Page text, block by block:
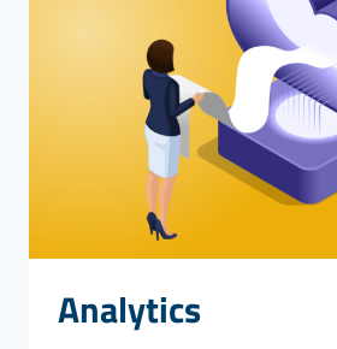
Analytics